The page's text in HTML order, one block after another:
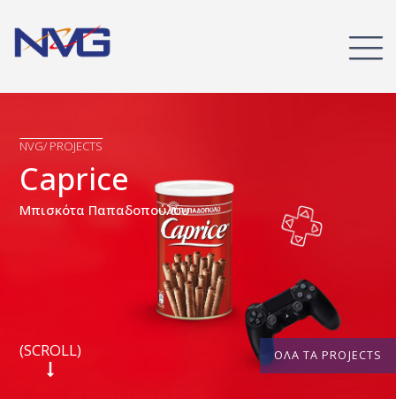
NVG/ PROJECTS
Caprice
Μπισκότα Παπαδοπούλου
(SCROLL) ΟΛΑ ΤΑ PROJECTS